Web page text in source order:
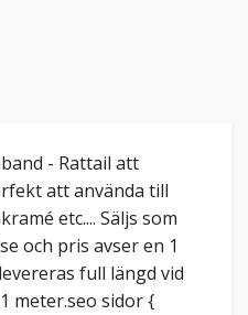
- Rattail att
att använda till
etc.... Säljs som
och pris avser en 1
full längd vid
meter.seo sidor {